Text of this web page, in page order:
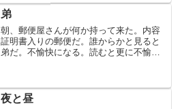
ぁ〜。家に帰るとまた眠気がき...
弟
朝、郵便屋さんが何か持って来た。内容
証明書入りの郵便だ。誰からかと見ると
弟だ。不愉快になる。読むと更に不愉快
税金も払いなさい、私のせい...
夜と昼